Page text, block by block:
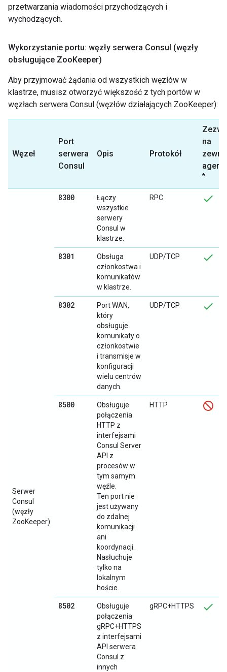
przetwarzania wiadomości przychodzących i
wychodzących.
Wykorzystanie portu: węzły serwera Consul (węzły
obsługujące ZooKeeper)
Aby przyjmować żądania od wszystkich węzłów w
klastrze, musisz otworzyć większość z tych portów w
węzłach serwera Consul (węzłów działających ZooKeeper):
Węzeł
Port
serwera
Consul
Opis Protokół
na
*
Serwer
Consul
(węzły
ZooKeeper)
8300
Łączy
wszystkie
serwery
Consul w
klastrze.
RPC
8301
Obsługa
członkostwa i
komunikatów
w klastrze.
UDP/TCP
8302
Port WAN,
który
obsługuje
komunikaty o
członkostwie
i transmisje w
konfiguracji
wielu centrów
danych.
UDP/TCP
8500
Obsługuje
połączenia
HTTP z
interfejsami
Consul Server
API z
procesów w
tym samym
węźle.
Ten port nie
jest używany
do zdalnej
komunikacji
ani
koordynacji.
Nasłuchuje
tylko na
lokalnym
hoście.
HTTP
8502
Obsługuje
połączenia
gRPC+HTTPS
z interfejsami
API serwera
Consul z
innych
gRPC+HTTPS